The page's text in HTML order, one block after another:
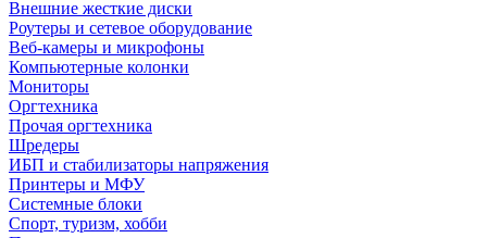
Внешние жесткие диски
Роутеры и сетевое оборудование
Веб-камеры и микрофоны
Компьютерные колонки
Мониторы
Оргтехника
Прочая оргтехника
Шредеры
ИБП и стабилизаторы напряжения
Принтеры и МФУ
Системные блоки
Спорт, туризм, хобби